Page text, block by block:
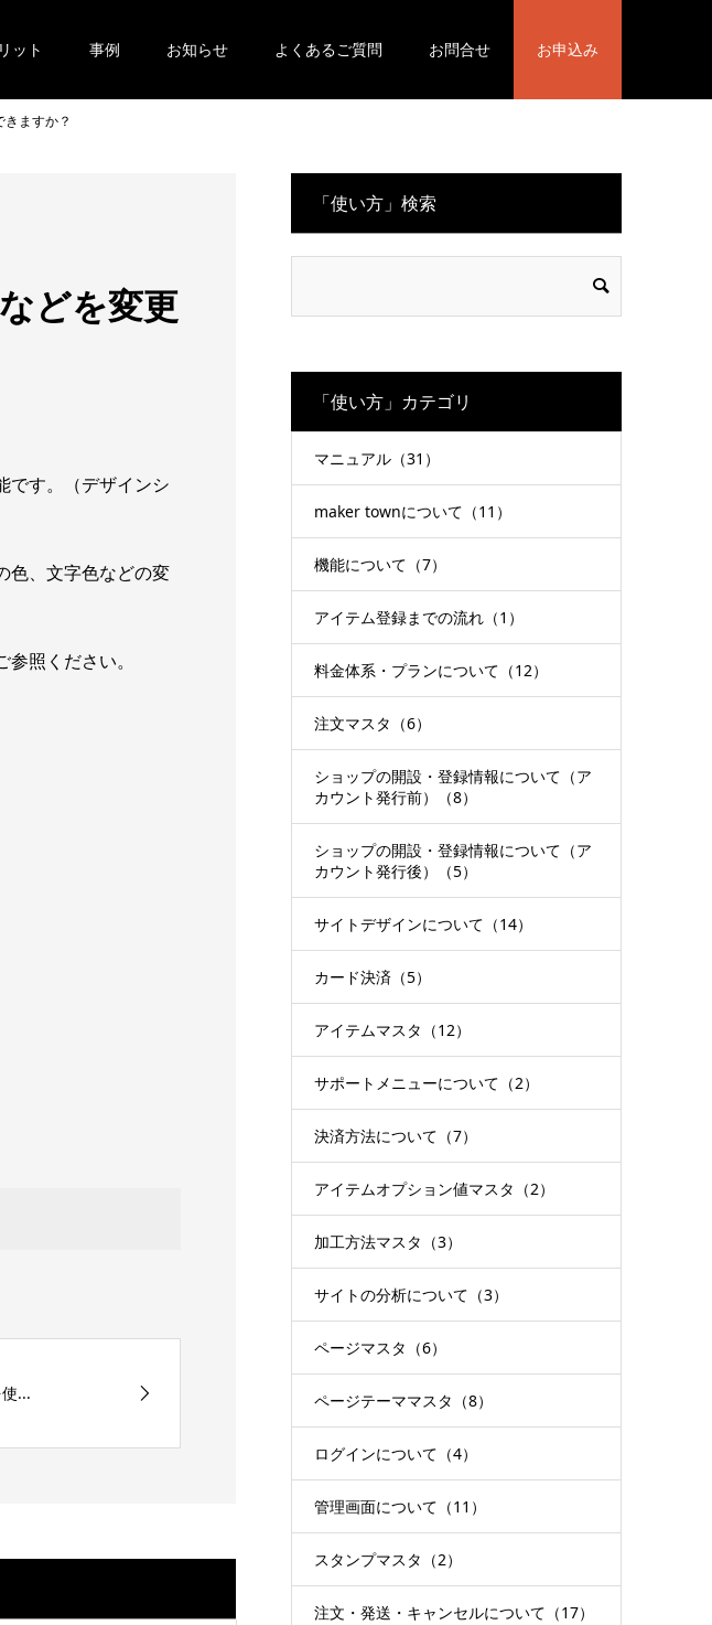
ット 事例 お知らせ よくあるご質問 お問合せ お申込み
ますか？
どを変更
です。（デザインシ
色、文字色などの変
参照ください。
...
「使い方」検索
「使い方」カテゴリ
マニュアル（31）
maker townについて（11）
機能について（7）
アイテム登録までの流れ（1）
料金体系・プランについて（12）
注文マスタ（6）
ショップの開設・登録情報について（ア
カウント発行前）（8）
ショップの開設・登録情報について（ア
カウント発行後）（5）
サイトデザインについて（14）
カード決済（5）
アイテムマスタ（12）
サポートメニューについて（2）
決済方法について（7）
アイテムオプション値マスタ（2）
加工方法マスタ（3）
サイトの分析について（3）
ページマスタ（6）
ページテーママスタ（8）
ログインについて（4）
管理画面について（11）
スタンプマスタ（2）
注文・発送・キャンセルについて（17）